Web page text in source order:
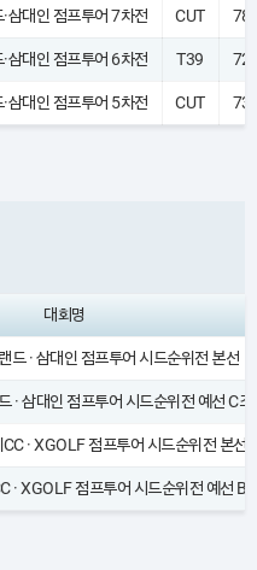
대인 점프투어 7차전 CUT 78
대인 점프투어 6차전 T39 72
대인 점프투어 5차전 CUT 73
대회명
· 삼대인 점프투어 시드순위전 본선
삼대인 점프투어 시드순위전 예선 C조
· XGOLF 점프투어 시드순위전 본선
· XGOLF 점프투어 시드순위전 예선 B